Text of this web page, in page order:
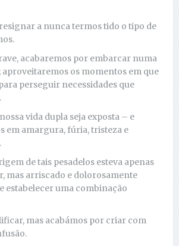
a nunca termos tido o tipo de
acabaremos por embarcar numa
aproveitaremos os momentos em que
perseguir necessidades que
vida dupla seja exposta – e
em amargura, fúria, tristeza e
de tais pesadelos esteva apenas
mas arriscado e dolorosamente
estabelecer uma combinação
mas acabámos por criar com